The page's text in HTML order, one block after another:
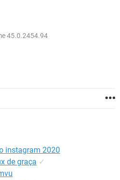
GMAIL
45.0.2454.94
instagram 2020
de graça ✓